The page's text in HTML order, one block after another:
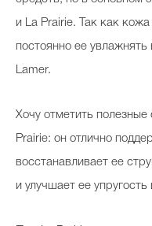
и La Prairie. Так как
постоянно ее
Lamer.
Хочу отметить
Prairie: он отлично
восстанавливает ее
и улучшает ее упругость